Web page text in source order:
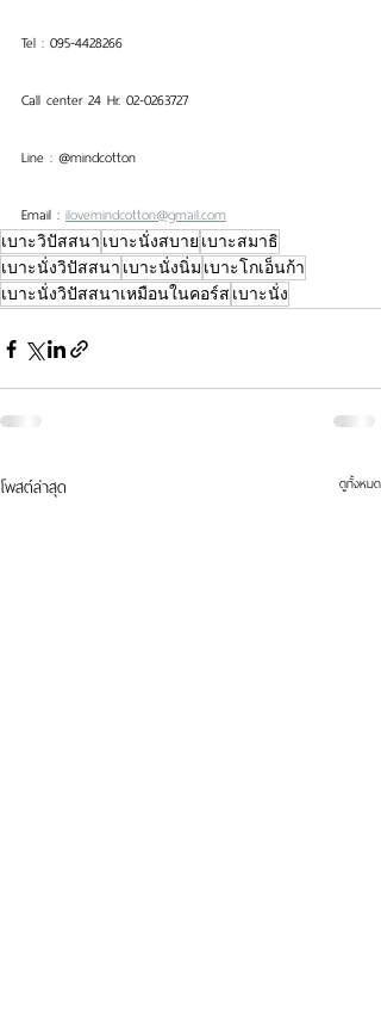
Tel : 095-4428266
Call center 24 Hr. 02-0263727
Line : @mindcotton
Email : ilovemindcotton@gmail.com
เบาะวิปัสสนา เบาะนั่งสบาย เบาะสมาธิ
เบาะนั่งวิปัสสนา เบาะนั่งนิ่ม เบาะโกเอ็นก้า
เบาะนั่งวิปัสสนาเหมือนในคอร์ส เบาะนั่ง
โพสต์ล่าสุด ดูทั้งหมด